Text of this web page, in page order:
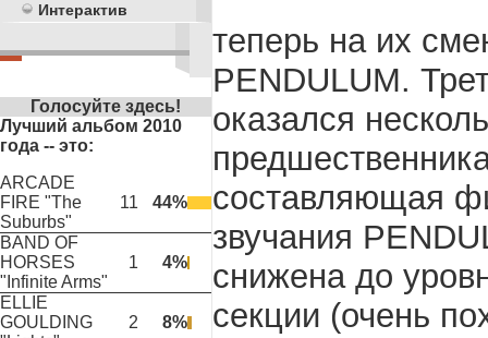
Интерактив
Голосуйте здесь!
Лучший альбом 2010
года -- это:
ARCADE
FIRE "The
Suburbs"
11 44%
BAND OF
HORSES
"Infinite Arms"
1 4%
ELLIE
GOULDING
2 8%
теперь на их
PENDULUM.
оказался
составляющая
звучания
снижена до
секции (очень